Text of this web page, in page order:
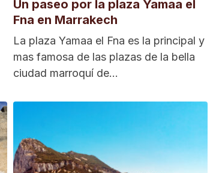
Un paseo por la plaza Yamaa el
Fna en Marrakech
La plaza Yamaa el Fna es la principal y
mas famosa de las plazas de la bella
ciudad marroquí de...